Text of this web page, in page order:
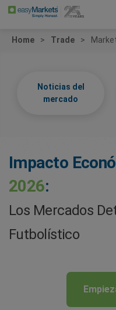
Home Trade
Noticias del
mercado
Impacto
2026:
Los Mercados
Futbolístico